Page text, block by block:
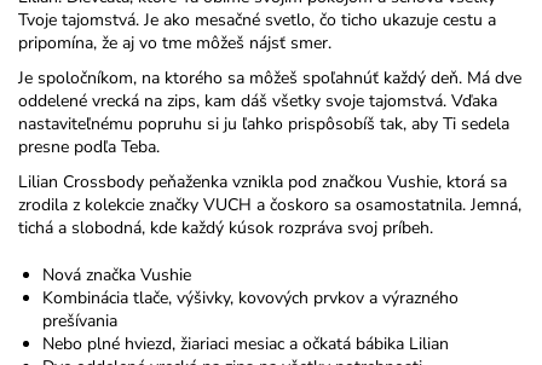
Tvoje tajomstvá. Je ako mesačné svetlo, čo ticho ukazuje cestu a
pripomína, že aj vo tme môžeš nájsť smer.
Je spoločníkom, na ktorého sa môžeš spoľahnúť každý deň. Má dve
oddelené vrecká na zips, kam dáš všetky svoje tajomstvá. Vďaka
nastaviteľnému popruhu si ju ľahko prispôsobíš tak, aby Ti sedela
presne podľa Teba.
Lilian Crossbody peňaženka vznikla pod značkou Vushie, ktorá sa
zrodila z kolekcie značky VUCH a čoskoro sa osamostatnila. Jemná,
tichá a slobodná, kde každý kúsok rozpráva svoj príbeh.
Nová značka Vushie
Kombinácia tlače, výšivky, kovových prvkov a výrazného
prešívania
Nebo plné hviezd, žiariaci mesiac a očkatá bábika Lilian